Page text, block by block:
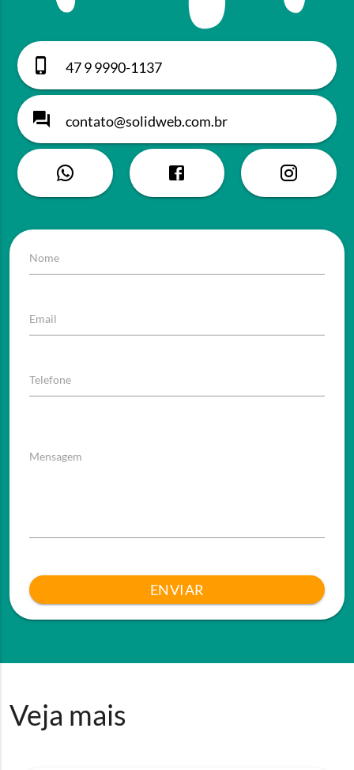
47 9 9990-1137
contato@solidweb.com.br
Nome
Email
Telefone
Mensagem
ENVIAR
Veja mais